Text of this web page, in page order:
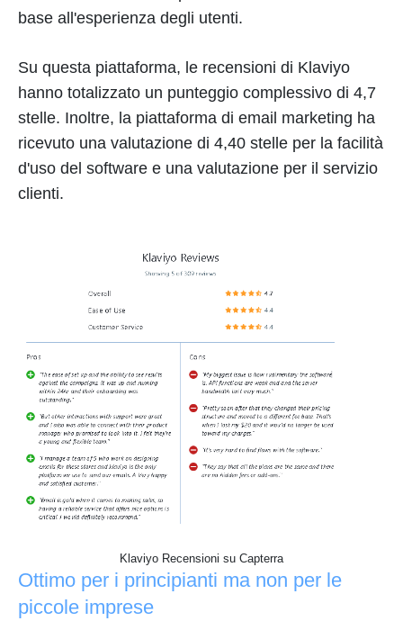
base all'esperienza degli utenti.
Su questa piattaforma, le recensioni di Klaviyo
hanno totalizzato un punteggio complessivo di 4,7
stelle. Inoltre, la piattaforma di email marketing ha
ricevuto una valutazione di 4,40 stelle per la facilità
d'uso del software e una valutazione per il servizio
clienti.
Klaviyo Recensioni su Capterra
Ottimo per i principianti ma non per le
piccole imprese